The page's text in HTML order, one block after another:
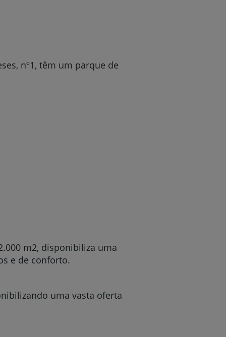
nº1, têm um parque de
m2, disponibiliza uma
e de conforto.
uma vasta oferta